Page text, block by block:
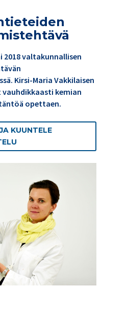
2018 valtakunnallisen
Kirsi-Maria Vakkilaisen
kemian
opettaen.
KUUNTELE